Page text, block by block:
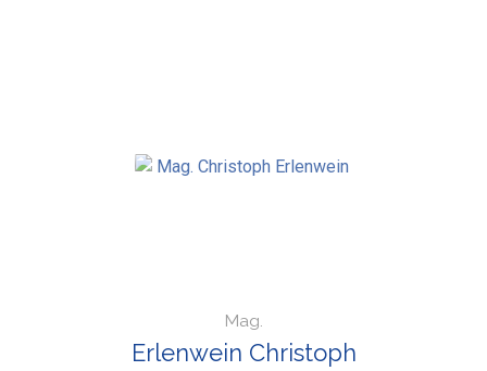
Mag.
Erlenwein Christoph